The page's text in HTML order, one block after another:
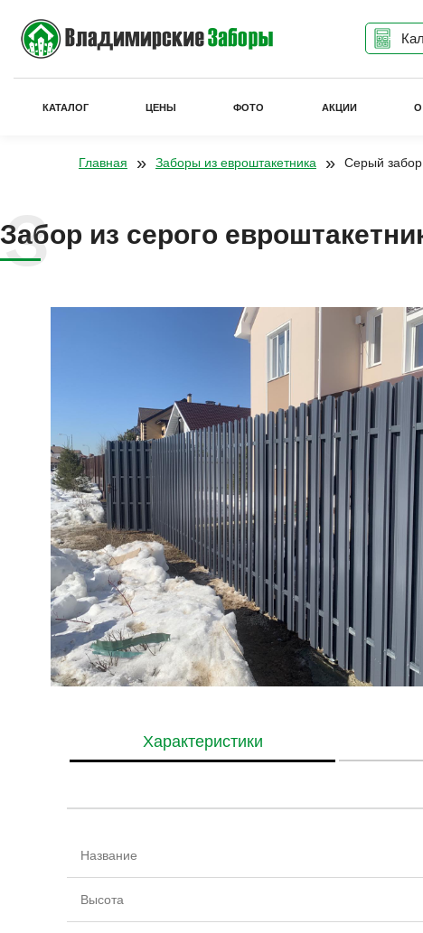
КАТАЛОГ ЦЕНЫ ФОТО АКЦИИ О
Главная » Заборы из евроштакетника » Серый забор
Забор из серого
Характеристики
Название
Высота